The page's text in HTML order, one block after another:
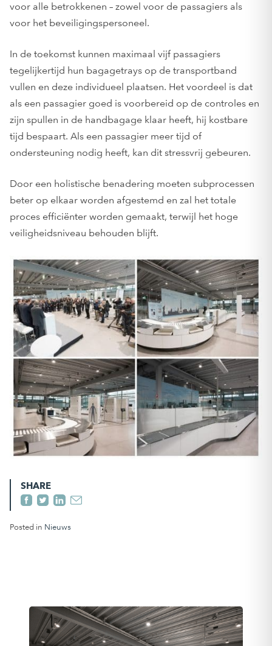
voor alle betrokkenen – zowel voor de passagiers als
voor het beveiligingspersoneel.
In de toekomst kunnen maximaal vijf passagiers
tegelijkertijd hun bagagetrays op de transportband
vullen en deze individueel plaatsen. Het voordeel is dat
als een passagier goed is voorbereid op de controles en
zijn spullen in de handbagage klaar heeft, hij kostbare
tijd bespaart. Als een passagier meer tijd of
ondersteuning nodig heeft, kan dit stressvrij gebeuren.
Door een holistische benadering moeten subprocessen
beter op elkaar worden afgestemd en zal het totale
proces efficiënter worden gemaakt, terwijl het hoge
veiligheidsniveau behouden blijft.
SHARE
Posted in Nieuws